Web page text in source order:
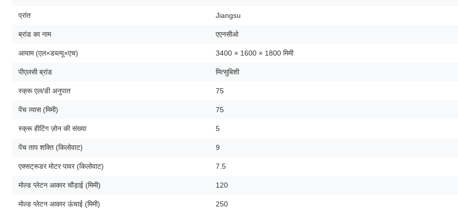
प्रांत Jiangsu
ब्रांड का नाम एएनसीओ
आयाम (एल×डब्ल्यू×एच) 3400 × 1600 × 1800 मिमी
पीएलसी ब्रांड मित्सुबिशी
स्क्रू एल/डी अनुपात 75
पेंच व्यास (मिमी) 75
स्क्रू हीटिंग ज़ोन की संख्या 5
पेंच ताप शक्ति (किलोवाट) 9
एक्सट्रूडर मोटर पावर (किलोवाट) 7.5
मोल्ड प्लेटन आकार चौड़ाई (मिमी) 120
मोल्ड प्लेटन आकार ऊंचाई (मिमी) 250